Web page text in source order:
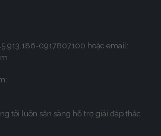
0917807100 hoặc email:
tôi luôn sẳn sàng hỗ trợ giải đáp thắc